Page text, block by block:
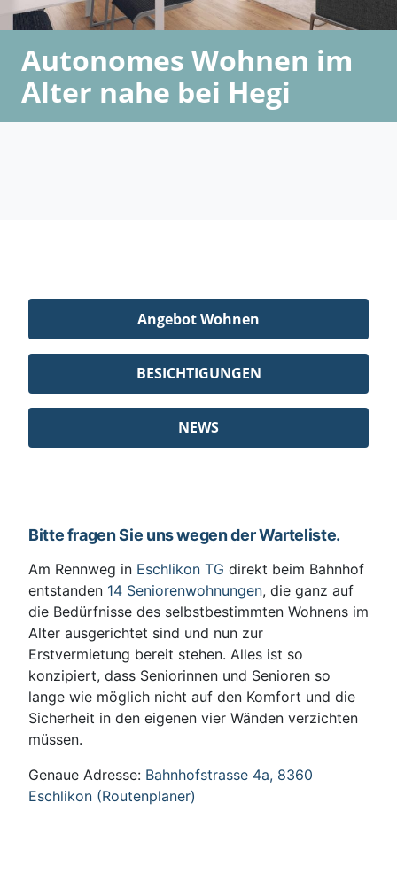
Autonomes Wohnen im
Alter nahe bei Hegi
Angebot Wohnen
BESICHTIGUNGEN
NEWS
Bitte fragen Sie uns wegen der Warteliste.
Am Rennweg in Eschlikon TG direkt beim Bahnhof
entstanden 14 Seniorenwohnungen, die ganz auf
die Bedürfnisse des selbstbestimmten Wohnens im
Alter ausgerichtet sind und nun zur
Erstvermietung bereit stehen. Alles ist so
konzipiert, dass Seniorinnen und Senioren so
lange wie möglich nicht auf den Komfort und die
Sicherheit in den eigenen vier Wänden verzichten
müssen.
Genaue Adresse: Bahnhofstrasse 4a, 8360
Eschlikon (Routenplaner)